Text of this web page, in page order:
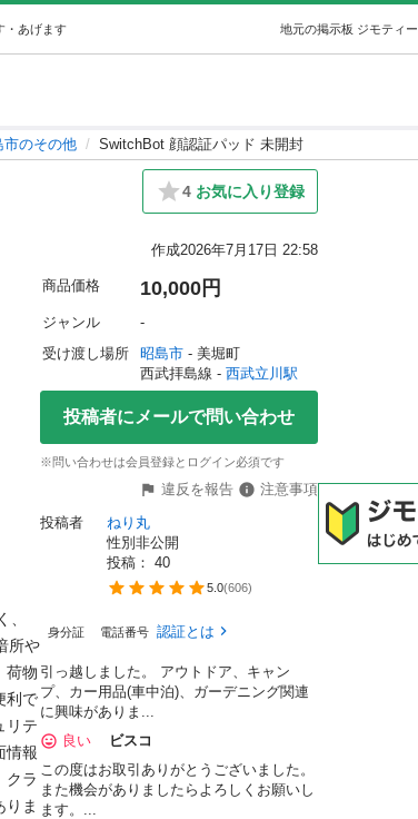
・あげます 地元の掲示板 ジモティー
市のその他 SwitchBot 顔認証パッド 未開封
4 お気に入り登録
作成2026年7月17日 22:58
所や
荷物
利で
リテ
情報
クラ
りま
商品価格 10,000円
ジャンル
-
受け渡し場所
昭島市 - 美堀町
西武拝島線 - 西武立川駅
投稿者にメールで問い合わせ
※問い合わせは会員登録とログイン必須です
違反を報告
注意事項
投稿者
ねり丸
性別非公開
投稿： 40
5.0(606)
身分証 電話番号 認証とは
引っ越しました。 アウトドア、キャン
プ、カー用品(車中泊)、ガーデニング関連
に興味がありま...
良い
ビスコ
この度はお取引ありがとうございました。
また機会がありましたらよろしくお願いし
ます。...